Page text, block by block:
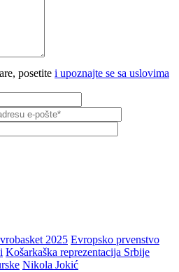
posetite i upoznajte se sa uslovima
2025 Evropsko prvenstvo
Košarkaška reprezentacija Srbije
Nikola Jokić